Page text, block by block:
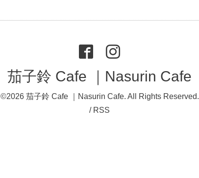
茄子鈴 Cafe ｜Nasurin Cafe
©2026 茄子鈴 Cafe ｜Nasurin Cafe. All Rights Reserved.
/ RSS